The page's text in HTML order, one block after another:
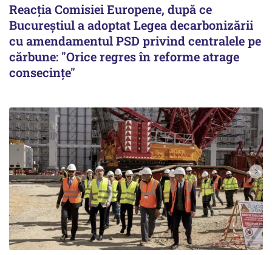
Reacția Comisiei Europene, după ce
Bucureștiul a adoptat Legea decarbonizării
cu amendamentul PSD privind centralele pe
cărbune: "Orice regres în reforme atrage
consecințe"